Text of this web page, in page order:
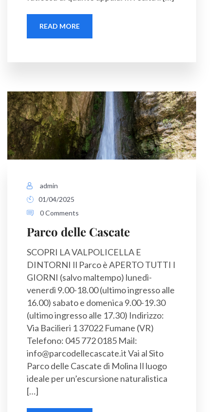
READ MORE
admin
01/04/2025
0 Comments
Parco delle Cascate
SCOPRI LA VALPOLICELLA E
DINTORNI Il Parco è APERTO TUTTI I
GIORNI (salvo maltempo) lunedì-
venerdì 9.00-18.00 (ultimo ingresso alle
16.00) sabato e domenica 9.00-19.30
(ultimo ingresso alle 17.30) Indirizzo:
Via Bacilieri 1 37022 Fumane (VR)
Telefono: 045 772 0185 Mail:
info@parcodellecascate.it Vai al Sito
Parco delle Cascate di Molina Il luogo
ideale per un’escursione naturalistica
[…]